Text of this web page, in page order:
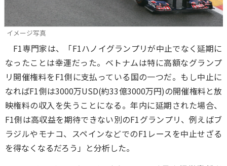
イメージ写真
F1専門家は、「F1ハノイグランプリが中止でなく延期に
なったことは幸運だった。ベトナムは特に高額なグランプ
リ開催権料をF1側に支払っている国の一つだ。もし中止に
なればF1側は3000万USD(約33億3000万円)の開催権料と放
映権料の収入を失うことになる。年内に延期された場合、
F1側は高収益を期待できない別のF1グランプリ、例えばブ
ラジルやモナコ、スペインなどでのF1レースを中止せざる
を得なくなるだろう」と分析した。